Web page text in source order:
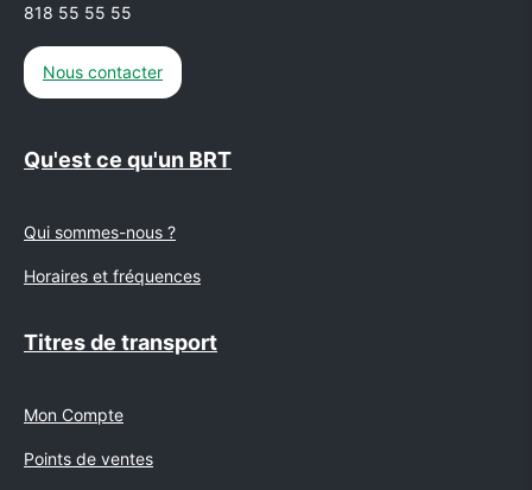
818 55 55 55
Nous contacter
Qu'est ce qu'un BRT
Qui sommes-nous ?
Horaires et fréquences
Titres de transport
Mon Compte
Points de ventes